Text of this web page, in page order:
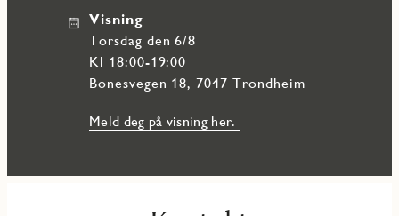
Visning
torsdag den 6/8
Kl 18:00-19:00
Bonesvegen 18, 7047 Trondheim
Meld deg på visning her.